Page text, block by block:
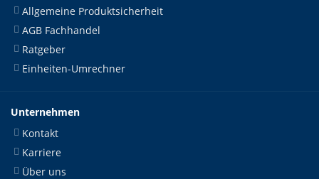
Allgemeine Produktsicherheit
AGB Fachhandel
Ratgeber
Einheiten-Umrechner
Unternehmen
Kontakt
Karriere
Über uns